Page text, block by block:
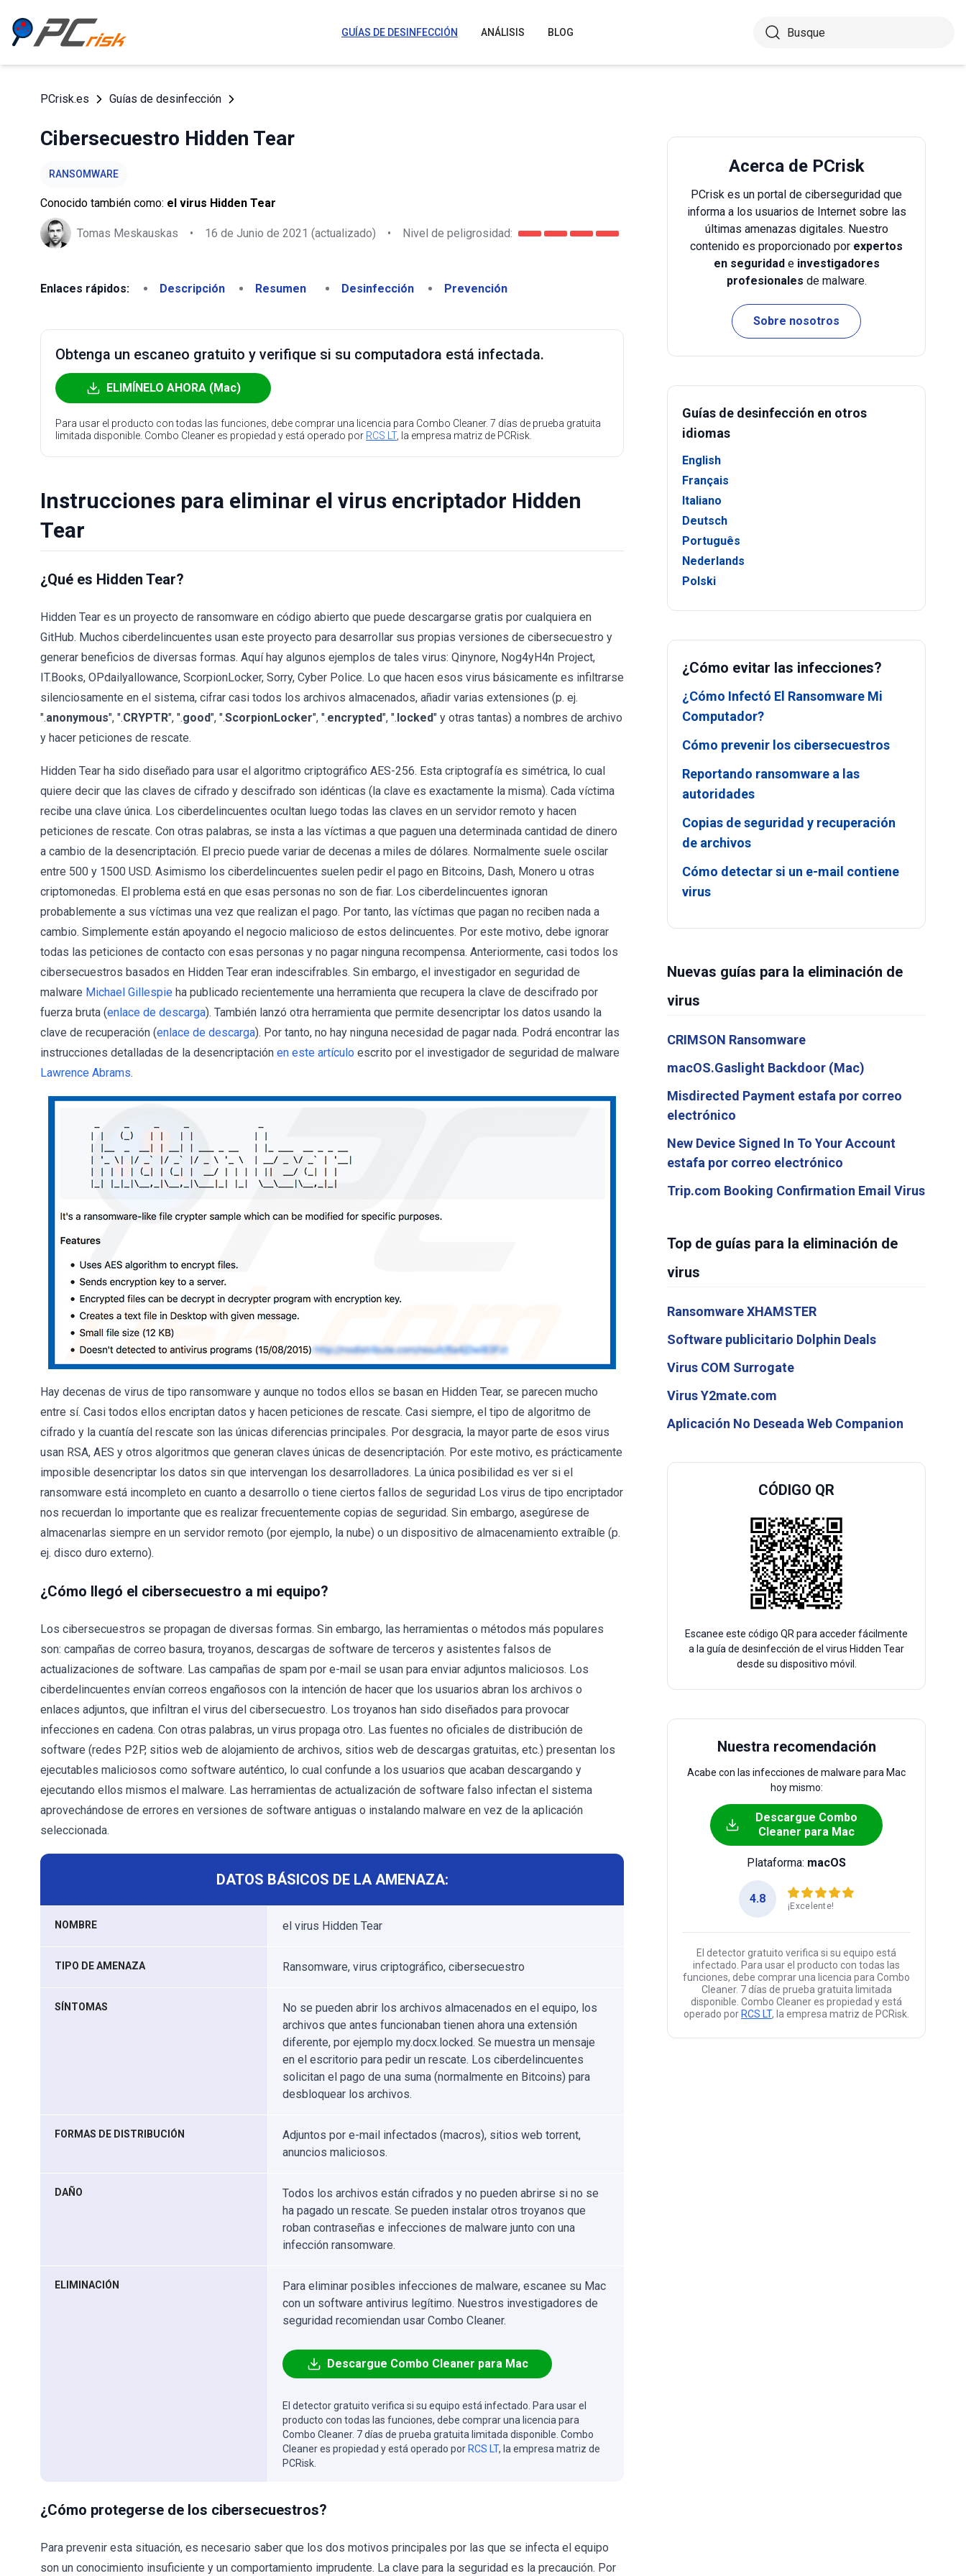
GUÍAS DE DESINFECCIÓN ANÁLISIS BLOG
PCrisk.es Guías de desinfección
Cibersecuestro Hidden Tear
RANSOMWARE
Conocido también como: el virus Hidden Tear
Tomas Meskauskas • 16 de Junio de 2021 (actualizado) • Nivel de peligrosidad:
Enlaces rápidos: Descripción Resumen Desinfección Prevención
Obtenga un escaneo gratuito y verifique si su computadora está infectada.
ELIMÍNELO AHORA (Mac)
Para usar el producto con todas las funciones, debe comprar una licencia para Combo Cleaner. 7 días de prueba gratuita
limitada disponible. Combo Cleaner es propiedad y está operado por RCS LT, la empresa matriz de PCRisk.
Instrucciones para eliminar el virus encriptador Hidden
Tear
¿Qué es Hidden Tear?
Hidden Tear es un proyecto de ransomware en código abierto que puede descargarse gratis por cualquiera en
GitHub. Muchos ciberdelincuentes usan este proyecto para desarrollar sus propias versiones de cibersecuestro y
generar beneficios de diversas formas. Aquí hay algunos ejemplos de tales virus: Qinynore, Nog4yH4n Project,
IT.Books, OPdailyallowance, ScorpionLocker, Sorry, Cyber Police. Lo que hacen esos virus básicamente es infiltrarse
silenciosamente en el sistema, cifrar casi todos los archivos almacenados, añadir varias extensiones (p. ej.
".anonymous", ".CRYPTR", ".good", ".ScorpionLocker", ".encrypted", ".locked" y otras tantas) a nombres de archivo
y hacer peticiones de rescate.
Hidden Tear ha sido diseñado para usar el algoritmo criptográfico AES-256. Esta criptografía es simétrica, lo cual
quiere decir que las claves de cifrado y descifrado son idénticas (la clave es exactamente la misma). Cada víctima
recibe una clave única. Los ciberdelincuentes ocultan luego todas las claves en un servidor remoto y hacen
peticiones de rescate. Con otras palabras, se insta a las víctimas a que paguen una determinada cantidad de dinero
a cambio de la desencriptación. El precio puede variar de decenas a miles de dólares. Normalmente suele oscilar
entre 500 y 1500 USD. Asimismo los ciberdelincuentes suelen pedir el pago en Bitcoins, Dash, Monero u otras
criptomonedas. El problema está en que esas personas no son de fiar. Los ciberdelincuentes ignoran
probablemente a sus víctimas una vez que realizan el pago. Por tanto, las víctimas que pagan no reciben nada a
cambio. Simplemente están apoyando el negocio malicioso de estos delincuentes. Por este motivo, debe ignorar
todas las peticiones de contacto con esas personas y no pagar ninguna recompensa. Anteriormente, casi todos los
cibersecuestros basados en Hidden Tear eran indescifrables. Sin embargo, el investigador en seguridad de
malware Michael Gillespie ha publicado recientemente una herramienta que recupera la clave de descifrado por
fuerza bruta (enlace de descarga). También lanzó otra herramienta que permite desencriptar los datos usando la
clave de recuperación (enlace de descarga). Por tanto, no hay ninguna necesidad de pagar nada. Podrá encontrar las
instrucciones detalladas de la desencriptación en este artículo escrito por el investigador de seguridad de malware
Lawrence Abrams.
Hay decenas de virus de tipo ransomware y aunque no todos ellos se basan en Hidden Tear, se parecen mucho
entre sí. Casi todos ellos encriptan datos y hacen peticiones de rescate. Casi siempre, el tipo de algoritmo de
cifrado y la cuantía del rescate son las únicas diferencias principales. Por desgracia, la mayor parte de esos virus
usan RSA, AES y otros algoritmos que generan claves únicas de desencriptación. Por este motivo, es prácticamente
imposible desencriptar los datos sin que intervengan los desarrolladores. La única posibilidad es ver si el
ransomware está incompleto en cuanto a desarrollo o tiene ciertos fallos de seguridad Los virus de tipo encriptador
nos recuerdan lo importante que es realizar frecuentemente copias de seguridad. Sin embargo, asegúrese de
almacenarlas siempre en un servidor remoto (por ejemplo, la nube) o un dispositivo de almacenamiento extraíble (p.
ej. disco duro externo).
¿Cómo llegó el cibersecuestro a mi equipo?
Los cibersecuestros se propagan de diversas formas. Sin embargo, las herramientas o métodos más populares
son: campañas de correo basura, troyanos, descargas de software de terceros y asistentes falsos de
actualizaciones de software. Las campañas de spam por e-mail se usan para enviar adjuntos maliciosos. Los
ciberdelincuentes envían correos engañosos con la intención de hacer que los usuarios abran los archivos o
enlaces adjuntos, que infiltran el virus del cibersecuestro. Los troyanos han sido diseñados para provocar
infecciones en cadena. Con otras palabras, un virus propaga otro. Las fuentes no oficiales de distribución de
software (redes P2P, sitios web de alojamiento de archivos, sitios web de descargas gratuitas, etc.) presentan los
ejecutables maliciosos como software auténtico, lo cual confunde a los usuarios que acaban descargando y
ejecutando ellos mismos el malware. Las herramientas de actualización de software falso infectan el sistema
aprovechándose de errores en versiones de software antiguas o instalando malware en vez de la aplicación
seleccionada.
DATOS BÁSICOS DE LA AMENAZA:
NOMBRE el virus Hidden Tear
TIPO DE AMENAZA Ransomware, virus criptográfico, cibersecuestro
SÍNTOMAS
No se pueden abrir los archivos almacenados en el equipo, los
archivos que antes funcionaban tienen ahora una extensión
diferente, por ejemplo my.docx.locked. Se muestra un mensaje
en el escritorio para pedir un rescate. Los ciberdelincuentes
solicitan el pago de una suma (normalmente en Bitcoins) para
desbloquear los archivos.
FORMAS DE DISTRIBUCIÓN
Adjuntos por e-mail infectados (macros), sitios web torrent,
anuncios maliciosos.
DAÑO
Todos los archivos están cifrados y no pueden abrirse si no se
ha pagado un rescate. Se pueden instalar otros troyanos que
roban contraseñas e infecciones de malware junto con una
infección ransomware.
ELIMINACIÓN
Para eliminar posibles infecciones de malware, escanee su Mac
con un software antivirus legítimo. Nuestros investigadores de
seguridad recomiendan usar Combo Cleaner.
Descargue Combo Cleaner para Mac
El detector gratuito verifica si su equipo está infectado. Para usar el
producto con todas las funciones, debe comprar una licencia para
Combo Cleaner. 7 días de prueba gratuita limitada disponible. Combo
Cleaner es propiedad y está operado por RCS LT, la empresa matriz de
PCRisk.
¿Cómo protegerse de los cibersecuestros?
Para prevenir esta situación, es necesario saber que los dos motivos principales por las que se infecta el equipo
son un conocimiento insuficiente y un comportamiento imprudente. La clave para la seguridad es la precaución. Por
Acerca de PCrisk
PCrisk es un portal de ciberseguridad que
informa a los usuarios de Internet sobre las
últimas amenazas digitales. Nuestro
contenido es proporcionado por expertos
en seguridade investigadores
profesionales de malware.
Sobre nosotros
Guías de desinfección en otros
idiomas
English
Français
Italiano
Deutsch
Português
Nederlands
Polski
¿Cómo evitar las infecciones?
¿Cómo Infectó El Ransomware Mi
Computador?
Cómo prevenir los cibersecuestros
Reportando ransomware a las
autoridades
Copias de seguridad y recuperación
de archivos
Cómo detectar si un e-mail contiene
virus
Nuevas guías para la eliminación de
virus
CRIMSON Ransomware
macOS.Gaslight Backdoor (Mac)
Misdirected Payment estafa por correo
electrónico
New Device Signed In To Your Account
estafa por correo electrónico
Trip.com Booking Confirmation Email Virus
Top de guías para la eliminación de
virus
Ransomware XHAMSTER
Software publicitario Dolphin Deals
Virus COM Surrogate
Virus Y2mate.com
Aplicación No Deseada Web Companion
CÓDIGO QR
Escanee este código QR para acceder fácilmente
a la guía de desinfección de el virus Hidden Tear
desde su dispositivo móvil.
Nuestra recomendación
Acabe con las infecciones de malware para Mac
hoy mismo:
Descargue Combo
Cleaner para Mac
Plataforma: macOS
4.8
¡Excelente!
El detector gratuito verifica si su equipo está
infectado. Para usar el producto con todas las
funciones, debe comprar una licencia para Combo
Cleaner. 7 días de prueba gratuita limitada
disponible. Combo Cleaner es propiedad y está
operado por RCS LT, la empresa matriz de PCRisk.